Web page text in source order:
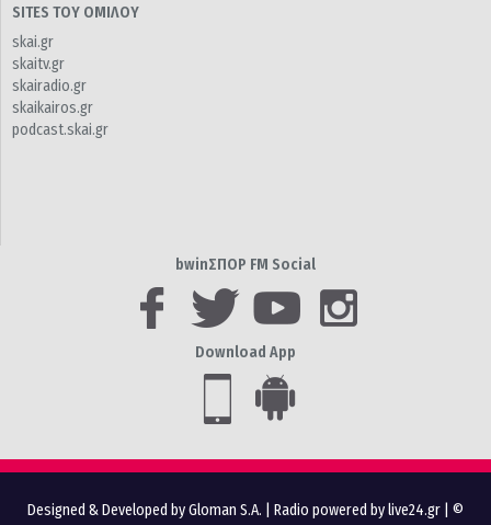
SITES ΤΟΥ ΟΜΙΛΟΥ
skai.gr
skaitv.gr
skairadio.gr
skaikairos.gr
podcast.skai.gr
bwinΣΠΟΡ FM Social
Download App
Designed & Developed by Gloman S.A. Radio powered by live24.gr | ©